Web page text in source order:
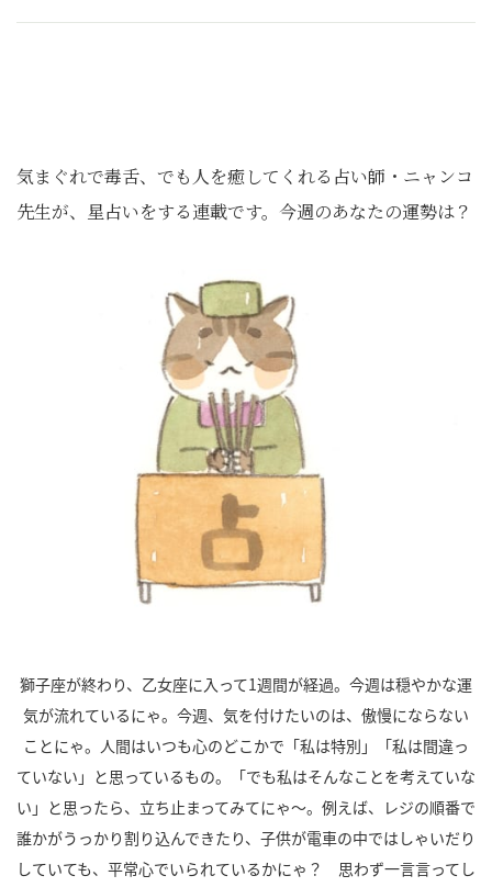
気まぐれで毒舌、でも人を癒してくれる占い師・ニャンコ
先生が、星占いをする連載です。今週のあなたの運勢は？
獅子座が終わり、乙女座に入って1週間が経過。今週は穏やかな運
気が流れているにゃ。今週、気を付けたいのは、傲慢にならない
ことにゃ。人間はいつも心のどこかで「私は特別」「私は間違っ
ていない」と思っているもの。「でも私はそんなことを考えていな
い」と思ったら、立ち止まってみてにゃ～。例えば、レジの順番で
誰かがうっかり割り込んできたり、子供が電車の中ではしゃいだり
していても、平常心でいられているかにゃ？ 思わず一言言ってし